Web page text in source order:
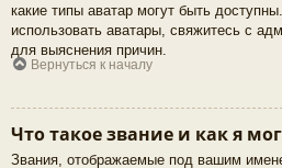
какие типы аватар могут быть
использовать аватары, свяжитесь с
для выяснения причин.
Вернуться к началу
Что такое звание и как я
Звания, отображаемые под вашим